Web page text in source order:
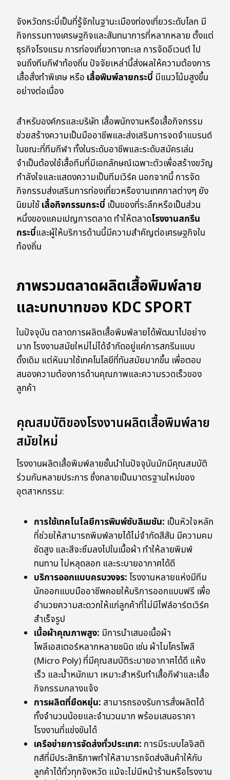
จังหวัดกระบี่เป็นที่รู้จักในฐานะเมืองท่องเที่ยวระดับโลก มี
กิจกรรมทางเศรษฐกิจและสันทนาการที่หลากหลาย ตั้งแต่
ธุรกิจโรงแรม การท่องเที่ยวทางทะเล การจัดอีเวนต์ ไป
จนถึงทีมกีฬาท้องถิ่น ปัจจัยเหล่านี้ส่งผลให้ความต้องการ
เสื้อสั่งทำพิเศษ หรือ เสื้อพิมพ์ลายกระบี่ มีแนวโน้มสูงขึ้น
อย่างต่อเนื่อง
สำหรับองค์กรและบริษัท เสื้อพนักงานหรือเสื้อกิจกรรม
ช่วยสร้างความเป็นมืออาชีพและส่งเสริมการจดจำแบรนด์
ในขณะที่ทีมกีฬา ทั้งในระดับอาชีพและระดับสมัครเล่น
จำเป็นต้องใช้เสื้อทีมที่มีเอกลักษณ์เฉพาะตัวเพื่อสร้างขวัญ
กำลังใจและแสดงความเป็นทีมเวิร์ค นอกจากนี้ การจัด
กิจกรรมส่งเสริมการท่องเที่ยวหรืองานเทศกาลต่างๆ ยัง
นิยมใช้เสื้อกิจกรรมกระบี่ เป็นของที่ระลึกหรือเป็นส่วน
หนึ่งของแคมเปญการตลาด ทำให้ตลาดโรงงานสกรีน
กระบี่และผู้ให้บริการด้านนี้มีความสำคัญต่อเศรษฐกิจใน
ท้องถิ่น
ภาพรวมตลาดผลิตเสื้อพิมพ์ลาย
และบทบาทของ KDC SPORT
ในปัจจุบัน ตลาดการผลิตเสื้อพิมพ์ลายได้พัฒนาไปอย่าง
มาก โรงงานสมัยใหม่ไม่ได้จำกัดอยู่แค่การสกรีนแบบ
ดั้งเดิม แต่หันมาใช้เทคโนโลยีที่ทันสมัยมากขึ้น เพื่อตอบ
สนองความต้องการด้านคุณภาพและความรวดเร็วของ
ลูกค้า
คุณสมบัติของโรงงานผลิตเสื้อพิมพ์ลาย
สมัยใหม่
โรงงานผลิตเสื้อพิมพ์ลายชั้นนำในปัจจุบันมักมีคุณสมบัติ
ร่วมกันหลายประการ ซึ่งกลายเป็นมาตรฐานใหม่ของ
อุตสาหกรรม:
การใช้เทคโนโลยีการพิมพ์ซับลิเมชัน: เป็นหัวใจหลัก
ที่ช่วยให้สามารถพิมพ์ลายได้ไม่จำกัดสีสัน มีความคม
ชัดสูง และสีจะซึมลงไปในเนื้อผ้า ทำให้ลายพิมพ์
ทนทาน ไม่หลุดลอก และระบายอากาศได้ดี
บริการออกแบบครบวงจร:โรงงานหลายแห่งมีทีม
นักออกแบบมืออาชีพคอยให้บริการออกแบบฟรี เพื่อ
อำนวยความสะดวกให้แก่ลูกค้าที่ไม่มีไฟล์อาร์ตเวิร์ค
สำเร็จรูป
เนื้อผ้าคุณภาพสูง: มีการนำเสนอเนื้อผ้า
โพลีเอสเตอร์หลากหลายชนิด เช่น ผ้าไมโครโพลี
(Micro Poly) ที่มีคุณสมบัติระบายอากาศได้ดี แห้ง
เร็ว และน้ำหนักเบา เหมาะสำหรับทำเสื้อกีฬาและเสื้อ
กิจกรรมกลางแจ้ง
การผลิตที่ยืดหยุ่น: สามารถรองรับการสั่งผลิตได้
ทั้งจำนวนน้อยและจำนวนมาก พร้อมเสนอราคา
โรงงานที่แข่งขันได้
เครือข่ายการจัดส่งทั่วประเทศ: การมีระบบโลจิสติ
กส์ที่มีประสิทธิภาพทำให้สามารถจัดส่งสินค้าให้กับ
ลูกค้าได้ทั่วทุกจังหวัด แม้จะไม่มีหน้าร้านหรือโรงงาน